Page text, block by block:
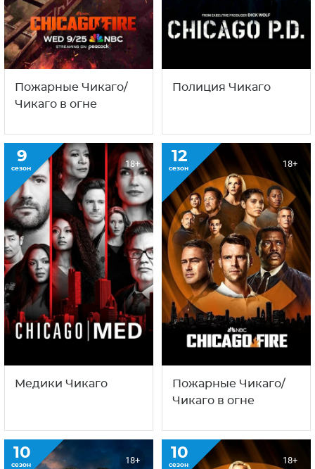
Пожарные Чикаго/
Чикаго в огне
Полиция Чикаго
9
сезон 18+
Медики Чикаго
12
сезон 18+
Пожарные Чикаго/
Чикаго в огне
10
сезон 18+ 10
сезон 18+